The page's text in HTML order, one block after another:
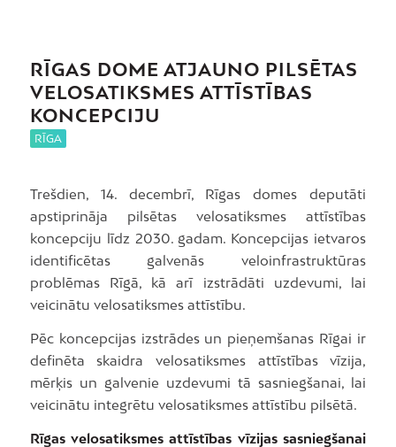
RĪGAS DOME ATJAUNO PILSĒTAS
VELOSATIKSMES ATTĪSTĪBAS
KONCEPCIJU
RĪGA
Trešdien, 14. decembrī, Rīgas domes deputāti
apstiprināja pilsētas velosatiksmes attīstības
koncepciju līdz 2030. gadam. Koncepcijas ietvaros
identificētas galvenās veloinfrastruktūras
problēmas Rīgā, kā arī izstrādāti uzdevumi, lai
veicinātu velosatiksmes attīstību.
Pēc koncepcijas izstrādes un pieņemšanas Rīgai ir
definēta skaidra velosatiksmes attīstības vīzija,
mērķis un galvenie uzdevumi tā sasniegšanai, lai
veicinātu integrētu velosatiksmes attīstību pilsētā.
Rīgas velosatiksmes attīstības vīzijas sasniegšanai